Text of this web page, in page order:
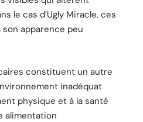
le cas d’Ugly Miracle, ces
apparence peu
constituent un autre
inadéquat
physique et à la santé
alimentation